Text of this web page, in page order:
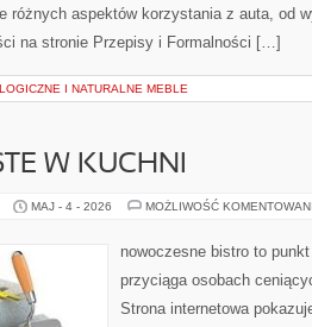
różnych aspektów korzystania z auta, od
na stronie Przepisy i Formalności […]
I NATURALNE MEBLE
W KUCHNI
MAJ - 4 - 2026 MOŻLIWOŚĆ
nowoczesne bistro to
przyciąga osobach
Strona internetowa